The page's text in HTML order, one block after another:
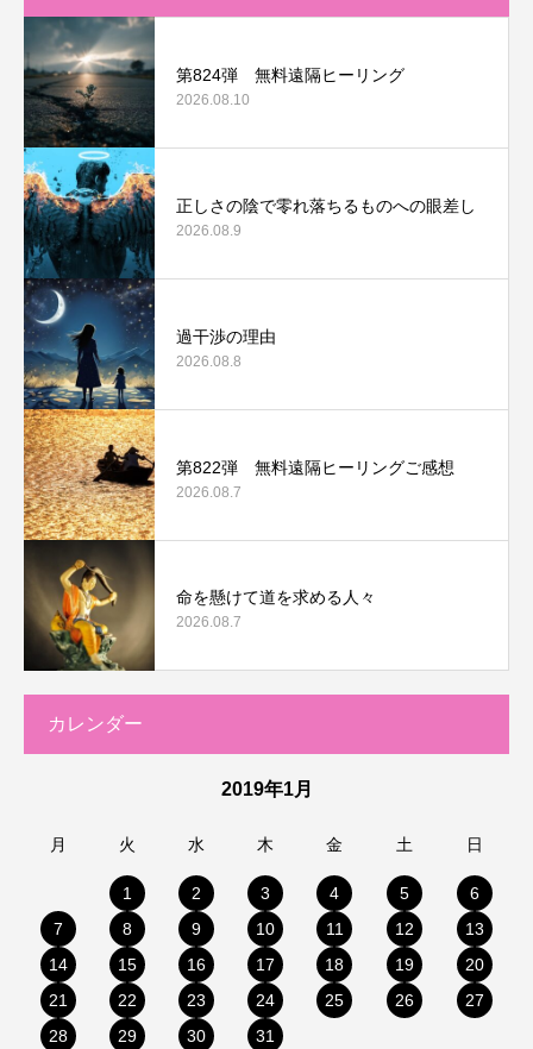
第824弾 無料遠隔ヒーリング
2026.08.10
正しさの陰で零れ落ちるものへの眼差し
2026.08.9
過干渉の理由
2026.08.8
第822弾 無料遠隔ヒーリングご感想
2026.08.7
命を懸けて道を求める人々
2026.08.7
カレンダー
2019年1月
月 火 水 木 金 土 日
1 2 3 4 5
6
7
8 9 10 11 12
13
14
15 16 17 18 19
20
21
22 23 24 25 26
27
28
29 30 31